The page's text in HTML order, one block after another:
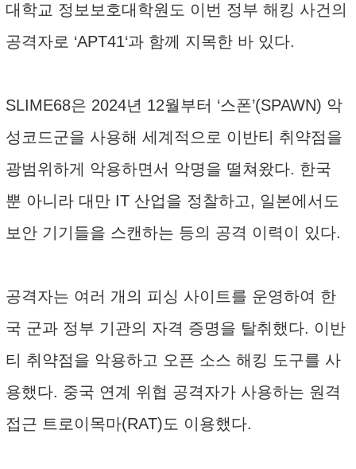
대학교 정보보호대학원도 이번 정부 해킹 사건의
공격자로 ‘APT41‘과 함께 지목한 바 있다.
SLIME68은 2024년 12월부터 ‘스폰’(SPAWN) 악
성코드군을 사용해 세계적으로 이반티 취약점을
광범위하게 악용하면서 악명을 떨쳐왔다. 한국
뿐 아니라 대만 IT 산업을 정찰하고, 일본에서도
보안 기기들을 스캔하는 등의 공격 이력이 있다.
공격자는 여러 개의 피싱 사이트를 운영하여 한
국 군과 정부 기관의 자격 증명을 탈취했다. 이반
티 취약점을 악용하고 오픈 소스 해킹 도구를 사
용했다. 중국 연계 위협 공격자가 사용하는 원격
접근 트로이목마(RAT)도 이용했다.